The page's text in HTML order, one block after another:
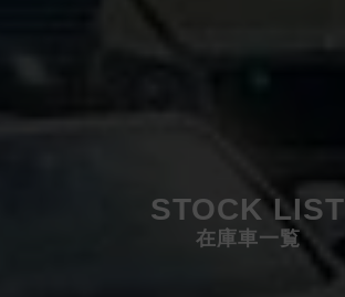
STOCK LIST
在庫車一覧